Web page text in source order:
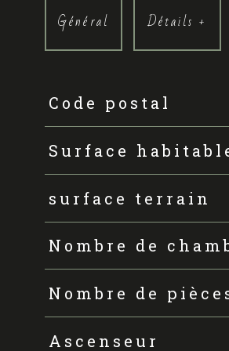
Général Détails +
Code postal
Surface
surface terrain
Nombre de
Nombre de
Ascenseur